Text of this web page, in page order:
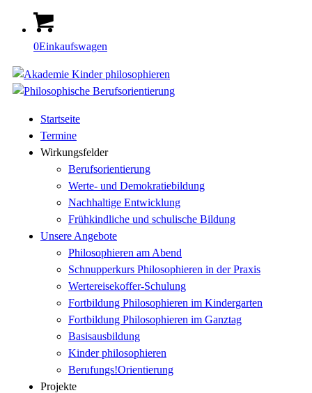
0Einkaufswagen
Startseite
Termine
Wirkungsfelder
Berufsorientierung
Werte- und Demokratiebildung
Nachhaltige Entwicklung
Frühkindliche und schulische Bildung
Unsere Angebote
Philosophieren am Abend
Schnupperkurs Philosophieren in der Praxis
Wertereisekoffer-Schulung
Fortbildung Philosophieren im Kindergarten
Fortbildung Philosophieren im Ganztag
Basisausbildung
Kinder philosophieren
Berufungs!Orientierung
Projekte